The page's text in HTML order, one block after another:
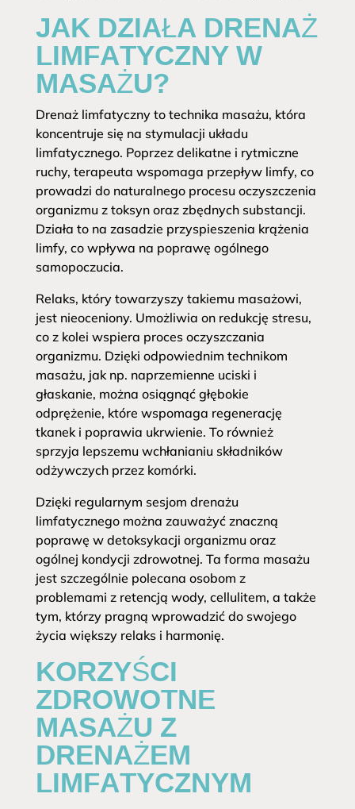
JAK DZIAŁA DRENAŻ
LIMFATYCZNY W
MASAŻU?
Drenaż limfatyczny to technika masażu, która
koncentruje się na stymulacji układu
limfatycznego. Poprzez delikatne i rytmiczne
ruchy, terapeuta wspomaga przepływ limfy, co
prowadzi do naturalnego procesu oczyszczenia
organizmu z toksyn oraz zbędnych substancji.
Działa to na zasadzie przyspieszenia krążenia
limfy, co wpływa na poprawę ogólnego
samopoczucia.
Relaks, który towarzyszy takiemu masażowi,
jest nieoceniony. Umożliwia on redukcję stresu,
co z kolei wspiera proces oczyszczania
organizmu. Dzięki odpowiednim technikom
masażu, jak np. naprzemienne uciski i
głaskanie, można osiągnąć głębokie
odprężenie, które wspomaga regenerację
tkanek i poprawia ukrwienie. To również
sprzyja lepszemu wchłanianiu składników
odżywczych przez komórki.
Dzięki regularnym sesjom drenażu
limfatycznego można zauważyć znaczną
poprawę w detoksykacji organizmu oraz
ogólnej kondycji zdrowotnej. Ta forma masażu
jest szczególnie polecana osobom z
problemami z retencją wody, cellulitem, a także
tym, którzy pragną wprowadzić do swojego
życia większy relaks i harmonię.
KORZYŚCI
ZDROWOTNE
MASAŻU Z
DRENAŻEM
LIMFATYCZNYM